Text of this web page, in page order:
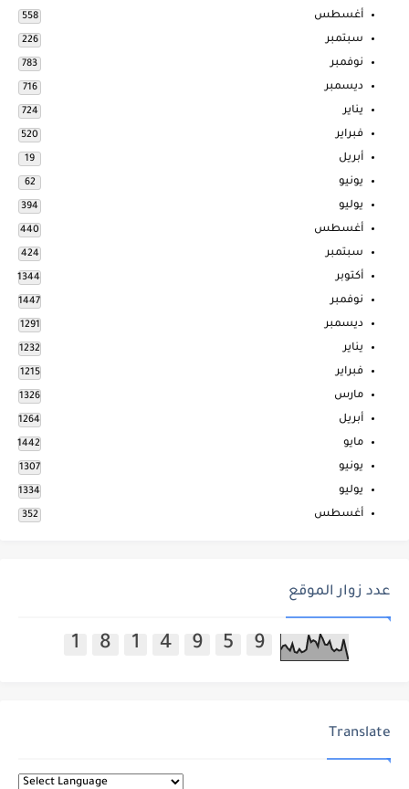
أغسطس 558
سبتمبر 226
نوفمبر 783
ديسمبر 716
يناير 724
فبراير 520
أبريل 19
يونيو 62
يوليو 394
أغسطس 440
سبتمبر 424
أكتوبر 1344
نوفمبر 1447
ديسمبر 1291
يناير 1232
فبراير 1215
مارس 1326
أبريل 1264
مايو 1442
يونيو 1307
يوليو 1334
أغسطس 352
عدد زوار الموقع
1 8 1 4 9 5 9
Translate